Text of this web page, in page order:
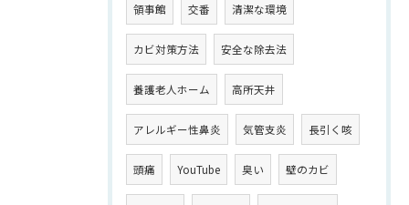
領事館 交番 清潔な環境
カビ対策方法 安全な除去法
養護老人ホーム 高所天井
アレルギー性鼻炎 気管支炎 長引く咳
頭痛 YouTube 臭い 壁のカビ